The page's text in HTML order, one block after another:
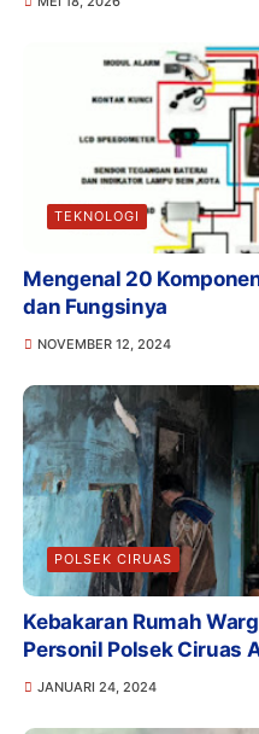
TEKNOLOGI
Mengenal 20
dan Fungsinya
NOVEMBER 12, 2024
POLSEK CIRUAS
Kebakaran Rumah
Personil Polsek Ciruas
JANUARI 24, 2024